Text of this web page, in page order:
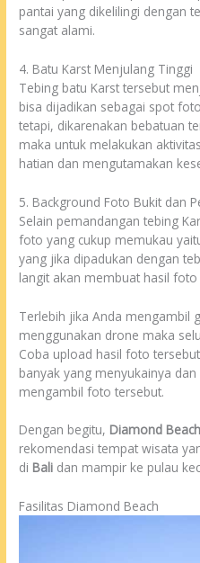
pantai yang dikelilingi dengan
sangat alami.
4. Batu Karst Menjulang Tinggi
Tebing batu Karst tersebut
bisa dijadikan sebagai spot
tetapi, dikarenakan bebatuan
maka untuk melakukan
hatian dan mengutamakan
5. Background Foto Bukit dan
Selain pemandangan tebing
foto yang cukup memukau
yang jika dipadukan dengan
langit akan membuat hasil
Terlebih jika Anda mengambil
menggunakan drone maka
Coba upload hasil foto
banyak yang menyukainya
mengambil foto tersebut.
Dengan begitu, Diamond
rekomendasi tempat wisata
di Bali dan mampir ke pulau
Fasilitas Diamond Beach